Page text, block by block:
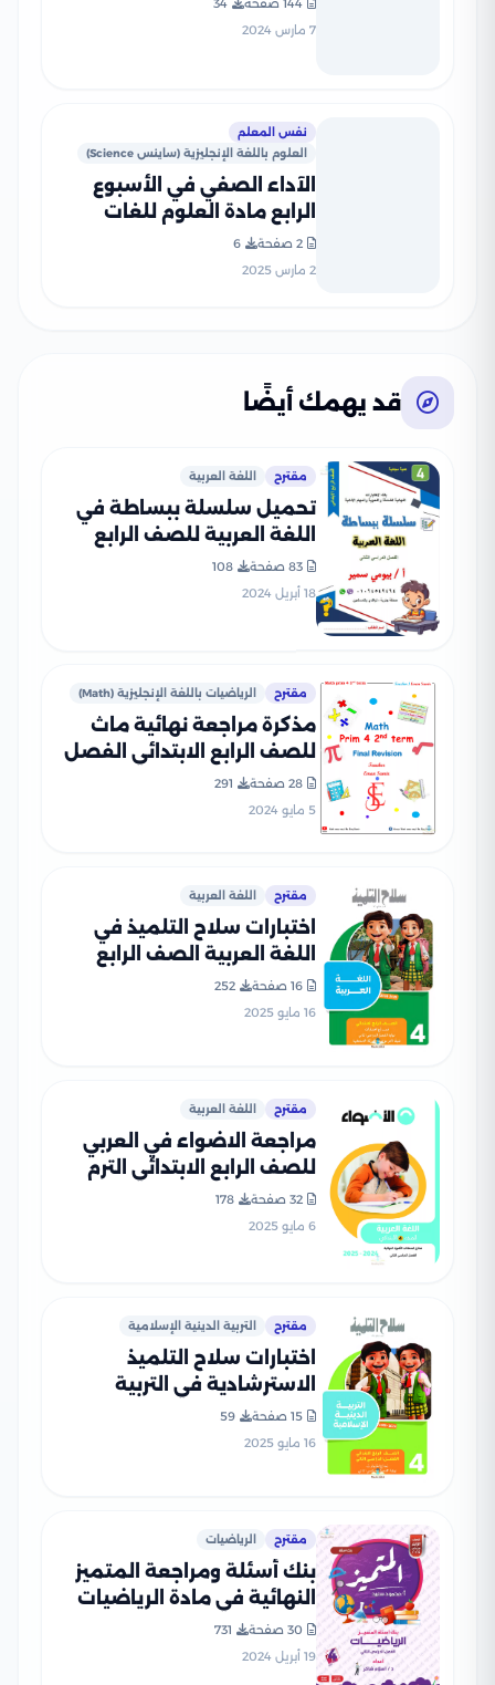
بصيغة PDF
144 صفحة
34
7 مارس 2024
نفس المعلم
العلوم باللغة الإنجليزية (ساينس Science)
الآداء الصفي في الأسبوع
الرابع مادة العلوم للغات
Science للصف الرابع الإبتدائي
الترم الثاني 2025 بصيغة PDF
2 صفحة
6
2 مارس 2025
قد يهمك أيضًا
مقترح اللغة العربية
تحميل سلسلة ببساطة في
اللغة العربية للصف الرابع
الابتدائي الترم الثاني من إعداد
أستاذ بيومي سمير
83 صفحة
108
18 أبريل 2024
مقترح الرياضيات باللغة الإنجليزية (Math)
مذكرة مراجعة نهائية ماث
للصف الرابع الابتدائي الفصل
الدراسي الثاني
28 صفحة
291
5 مايو 2024
مقترح اللغة العربية
اختبارات سلاح التلميذ في
اللغة العربية الصف الرابع
بالاجابات
16 صفحة
252
16 مايو 2025
مقترح اللغة العربية
مراجعة الاضواء في العربي
للصف الرابع الابتدائي الترم
الثاني PDF بالاجابات
32 صفحة
178
6 مايو 2025
مقترح التربية الدينية الإسلامية
اختبارات سلاح التلميذ
الاسترشادية في التربية
الدينية لرابعة ابتدائي الترم
الثاني PDF بالاجابات
15 صفحة
59
16 مايو 2025
مقترح الرياضيات
بنك أسئلة ومراجعة المتميز
النهائية في مادة الرياضيات
للصف الرابع الابتدائي ترم ثاني
مع الإجابات النموذجية
30 صفحة
731
19 أبريل 2024